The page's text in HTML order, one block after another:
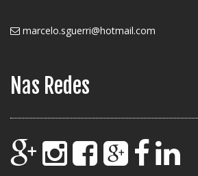
marcelo.sguerri@hotmail.com
Nas Redes